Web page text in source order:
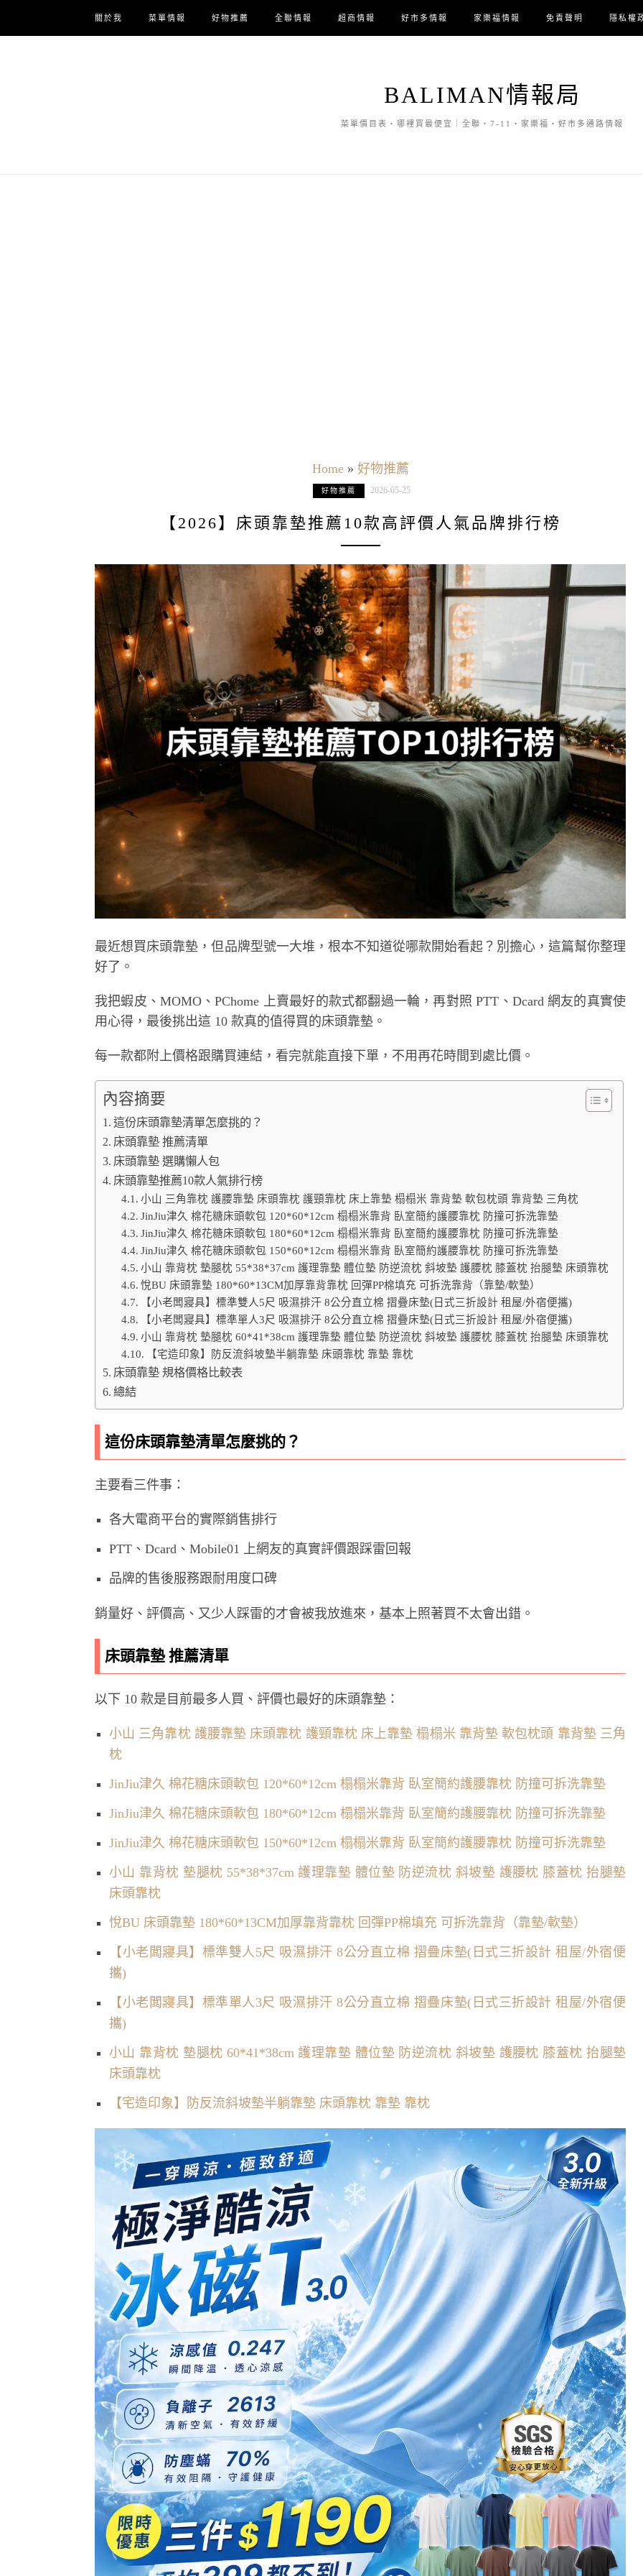
關於我 菜單情報 好物推薦 全聯情報 超商情報 好市多情報 家樂福情報 免責聲明 隱私權
BALIMAN情報局
菜單價目表・哪裡買最便宜｜全聯・7-11・家樂福・好市多通路情報
Home» 好物推薦
好物推薦 2026-05-25
【2026】床頭靠墊推薦10款高評價人氣品牌排行榜
最近想買床頭靠墊，但品牌型號一大堆，根本不知道從哪款開始看起？別擔心，這篇幫你整理
好了。
我把蝦皮、MOMO、PChome 上賣最好的款式都翻過一輪，再對照 PTT、Dcard 網友的真實使
用心得，最後挑出這 10 款真的值得買的床頭靠墊。
每一款都附上價格跟購買連結，看完就能直接下單，不用再花時間到處比價。
內容摘要
這份床頭靠墊清單怎麼挑的？
床頭靠墊 推薦清單
床頭靠墊 選購懶人包
床頭靠墊推薦10款人氣排行榜
小山 三角靠枕 護腰靠墊 床頭靠枕 護頸靠枕 床上靠墊 榻榻米 靠背墊 軟包枕頭 靠背墊 三角枕
JinJiu津久 棉花糖床頭軟包 120*60*12cm 榻榻米靠背 臥室簡約護腰靠枕 防撞可拆洗靠墊
JinJiu津久 棉花糖床頭軟包 180*60*12cm 榻榻米靠背 臥室簡約護腰靠枕 防撞可拆洗靠墊
JinJiu津久 棉花糖床頭軟包 150*60*12cm 榻榻米靠背 臥室簡約護腰靠枕 防撞可拆洗靠墊
小山 靠背枕 墊腿枕 55*38*37cm 護理靠墊 體位墊 防逆流枕 斜坡墊 護腰枕 膝蓋枕 抬腿墊 床頭靠枕
悅BU 床頭靠墊 180*60*13CM加厚靠背靠枕 回彈PP棉填充 可拆洗靠背（靠墊/軟墊）
【小老闆寢具】標準雙人5尺 吸濕排汗 8公分直立棉 摺疊床墊(日式三折設計 租屋/外宿便攜)
【小老闆寢具】標準單人3尺 吸濕排汗 8公分直立棉 摺疊床墊(日式三折設計 租屋/外宿便攜)
小山 靠背枕 墊腿枕 60*41*38cm 護理靠墊 體位墊 防逆流枕 斜坡墊 護腰枕 膝蓋枕 抬腿墊 床頭靠枕
【宅造印象】防反流斜坡墊半躺靠墊 床頭靠枕 靠墊 靠枕
床頭靠墊 規格價格比較表
總結
這份床頭靠墊清單怎麼挑的？
主要看三件事：
各大電商平台的實際銷售排行
PTT、Dcard、Mobile01 上網友的真實評價跟踩雷回報
品牌的售後服務跟耐用度口碑
銷量好、評價高、又少人踩雷的才會被我放進來，基本上照著買不太會出錯。
床頭靠墊 推薦清單
以下 10 款是目前最多人買、評價也最好的床頭靠墊：
小山 三角靠枕 護腰靠墊 床頭靠枕 護頸靠枕 床上靠墊 榻榻米 靠背墊 軟包枕頭 靠背墊 三角
枕
JinJiu津久 棉花糖床頭軟包 120*60*12cm 榻榻米靠背 臥室簡約護腰靠枕 防撞可拆洗靠墊
JinJiu津久 棉花糖床頭軟包 180*60*12cm 榻榻米靠背 臥室簡約護腰靠枕 防撞可拆洗靠墊
JinJiu津久 棉花糖床頭軟包 150*60*12cm 榻榻米靠背 臥室簡約護腰靠枕 防撞可拆洗靠墊
小山 靠背枕 墊腿枕 55*38*37cm 護理靠墊 體位墊 防逆流枕 斜坡墊 護腰枕 膝蓋枕 抬腿墊
床頭靠枕
悅BU 床頭靠墊 180*60*13CM加厚靠背靠枕 回彈PP棉填充 可拆洗靠背（靠墊/軟墊）
【小老闆寢具】標準雙人5尺 吸濕排汗 8公分直立棉 摺疊床墊(日式三折設計 租屋/外宿便
攜)
【小老闆寢具】標準單人3尺 吸濕排汗 8公分直立棉 摺疊床墊(日式三折設計 租屋/外宿便
攜)
小山 靠背枕 墊腿枕 60*41*38cm 護理靠墊 體位墊 防逆流枕 斜坡墊 護腰枕 膝蓋枕 抬腿墊
床頭靠枕
【宅造印象】防反流斜坡墊半躺靠墊 床頭靠枕 靠墊 靠枕